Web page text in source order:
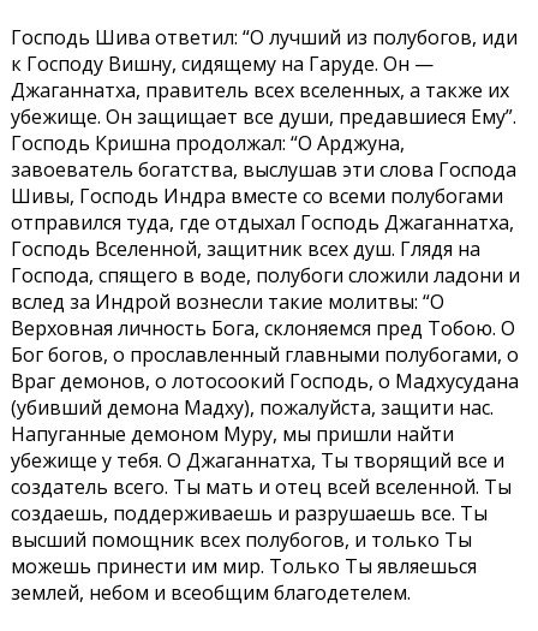
Господь Шива ответил: “О лучший из полубогов, иди
к Господу Вишну, сидящему на Гаруде. Он —
Джаганнатха, правитель всех вселенных, а также их
убежище. Он защищает все души, предавшиеся Ему”.
Господь Кришна продолжал: “О Арджуна,
завоеватель богатства, выслушав эти слова Господа
Шивы, Господь Индра вместе со всеми полубогами
отправился туда, где отдыхал Господь Джаганнатха,
Господь Вселенной, защитник всех душ. Глядя на
Господа, спящего в воде, полубоги сложили ладони и
вслед за Индрой вознесли такие молитвы: “О
Верховная личность Бога, склоняемся пред Тобою. О
Бог богов, о прославленный главными полубогами, о
Враг демонов, о лотосоокий Господь, о Мадхусудана
(убивший демона Мадху), пожалуйста, защити нас.
Напуганные демоном Муру, мы пришли найти
убежище у тебя. О Джаганнатха, Ты творящий все и
создатель всего. Ты мать и отец всей вселенной. Ты
создаешь, поддерживаешь и разрушаешь все. Ты
высший помощник всех полубогов, и только Ты
можешь принести им мир. Только Ты являешься
землей, небом и всеобщим благодетелем.